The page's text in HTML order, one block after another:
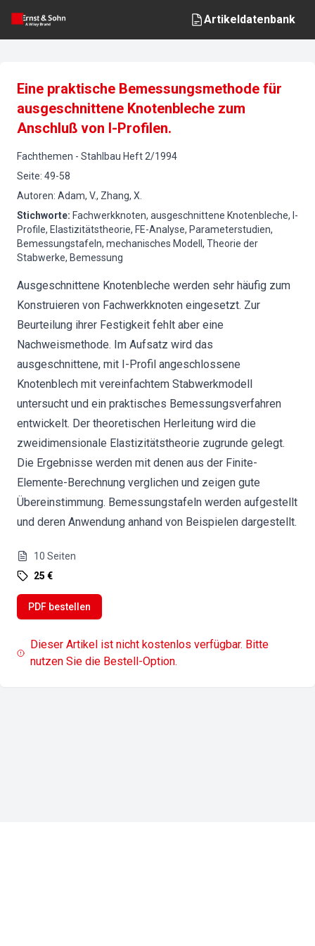
Artikeldatenbank
Eine praktische Bemessungsmethode für
ausgeschnittene Knotenbleche zum
Anschluß von I-Profilen.
Fachthemen - Stahlbau Heft 2/1994
Seite: 49-58
Autoren: Adam, V., Zhang, X.
Stichworte: Fachwerkknoten, ausgeschnittene Knotenbleche, I-
Profile, Elastizitätstheorie, FE-Analyse, Parameterstudien,
Bemessungstafeln, mechanisches Modell, Theorie der
Stabwerke, Bemessung
Ausgeschnittene Knotenbleche werden sehr häufig zum
Konstruieren von Fachwerkknoten eingesetzt. Zur
Beurteilung ihrer Festigkeit fehlt aber eine
Nachweismethode. Im Aufsatz wird das
ausgeschnittene, mit I-Profil angeschlossene
Knotenblech mit vereinfachtem Stabwerkmodell
untersucht und ein praktisches Bemessungsverfahren
entwickelt. Der theoretischen Herleitung wird die
zweidimensionale Elastizitätstheorie zugrunde gelegt.
Die Ergebnisse werden mit denen aus der Finite-
Elemente-Berechnung verglichen und zeigen gute
Übereinstimmung. Bemessungstafeln werden aufgestellt
und deren Anwendung anhand von Beispielen dargestellt.
10 Seiten
25 €
PDF bestellen
Dieser Artikel ist nicht kostenlos verfügbar. Bitte
nutzen Sie die Bestell-Option.